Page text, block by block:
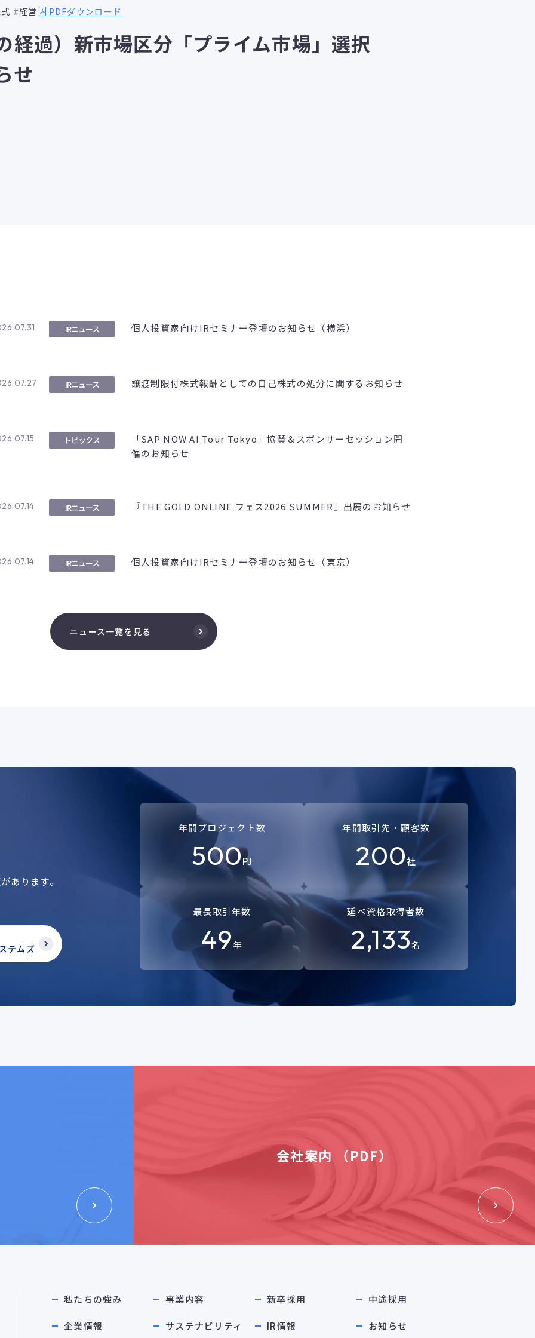
経営 PDFダウンロード
経過）新市場区分「プライム市場」選択
せ
IRニュース 個人投資家向けIRセミナー登壇のお知らせ（横浜）
IRニュース 譲渡制限付株式報酬としての自己株式の処分に関するお知らせ
トピックス
「SAP NOW AI Tour Tokyo」協賛＆スポンサーセッション開
催のお知らせ
IRニュース 『THE GOLD ONLINE フェス2026 SUMMER』出展のお知らせ
IRニュース 個人投資家向けIRセミナー登壇のお知らせ（東京）
ニュース一覧を見る
あります。
テムズ
年間プロジェクト数
500PJ
年間取引先・顧客数
200社
最長取引年数
49年
延べ資格取得者数
2,133名
会社案内 （PDF）
私たちの強み 事業内容 新卒採用 中途採用
企業情報 サステナビリティ IR情報 お知らせ